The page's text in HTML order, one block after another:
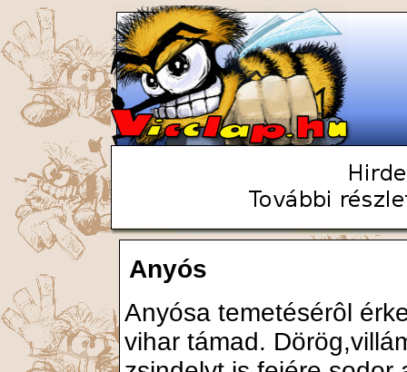
Anyós
Anyósa temetésérôl
vihar támad.